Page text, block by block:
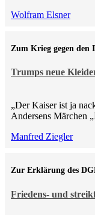
Wolfram Elsner
Trumps neue
Zum Krieg gegen den
„Der Kaiser ist ja
Andersens Märchen
Manfred Ziegler
Friedens- und
Zur Erklärung des